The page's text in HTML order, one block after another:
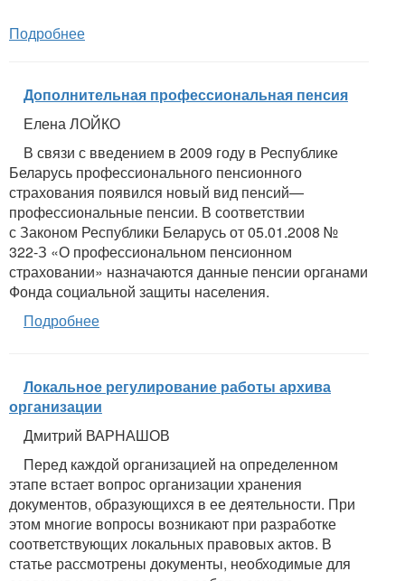
Подробнее
Дополнительная профессиональная пенсия
Елена ЛОЙКО
В связи с введением в 2009 году в Республике
Беларусь профессионального пенсионного
страхования появился новый вид пенсий—
профессиональные пенсии. В соответствии
с Законом Республики Беларусь от 05.01.2008 №
322-З «О профессиональном пенсионном
страховании» назначаются данные пенсии органами
Фонда социальной защиты населения.
Подробнее
Локальное регулирование работы архива
организации
Дмитрий ВАРНАШОВ
Перед каждой организацией на определенном
этапе встает вопрос организации хранения
документов, образующихся в ее деятельности. При
этом многие вопросы возникают при разработке
соответствующих локальных правовых актов. В
статье рассмотрены документы, необходимые для